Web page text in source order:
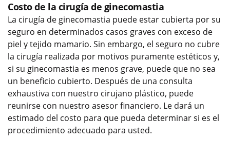
Costo de la cirugía de ginecomastia
La cirugía de ginecomastia puede estar cubierta por su
seguro en determinados casos graves con exceso de
piel y tejido mamario. Sin embargo, el seguro no cubre
la cirugía realizada por motivos puramente estéticos y,
si su ginecomastia es menos grave, puede que no sea
un beneficio cubierto. Después de una consulta
exhaustiva con nuestro cirujano plástico, puede
reunirse con nuestro asesor financiero. Le dará un
estimado del costo para que pueda determinar si es el
procedimiento adecuado para usted.